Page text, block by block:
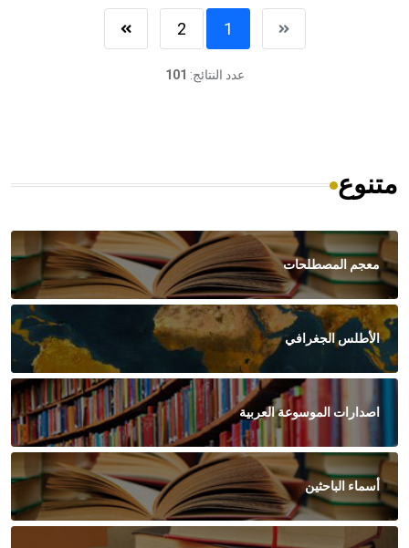
1
2
عدد النتائج: 101
متنوع
معجم المصطلحات
الأطلس الجغرافي
اصدارات الموسوعة العربية
أسماء الباحثين